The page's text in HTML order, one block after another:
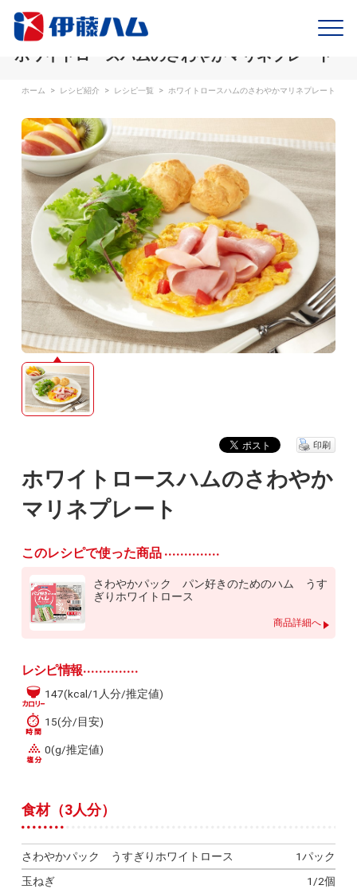
ホワイトロースハムのさわやかマリネプレート
ホーム > レシピ紹介 > レシピ一覧 > ホワイトロースハムのさわやかマリネプレート
ホワイトロースハムのさわやか
マリネプレート
印刷
このレシピで使った商品
さわやかパック パン好きのためのハム うす
ぎりホワイトロース
商品詳細へ
レシピ情報
147(kcal/1人分/推定値)
15(分/目安)
0(g/推定値)
食材（3人分）
さわやかパック うすぎりホワイトロース
1パック
玉ねぎ
1/2個